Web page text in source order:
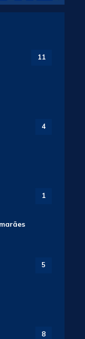
11
4
1
5
8